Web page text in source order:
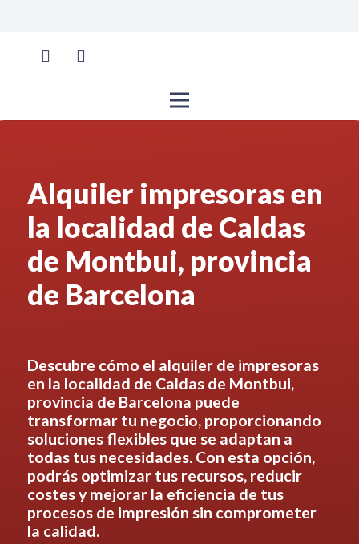
Alquiler impresoras en
la localidad de Caldas
de Montbui, provincia
de Barcelona
Descubre cómo el alquiler de impresoras
en la localidad de Caldas de Montbui,
provincia de Barcelona puede
transformar tu negocio, proporcionando
soluciones flexibles que se adaptan a
todas tus necesidades. Con esta opción,
podrás optimizar tus recursos, reducir
costes y mejorar la eficiencia de tus
procesos de impresión sin comprometer
la calidad.